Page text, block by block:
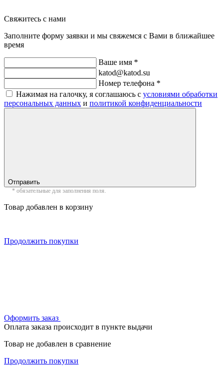
Свяжитесь с нами
Заполните форму заявки и мы свяжемся с Вами в ближайшее
время
Ваше имя *
katod@katod.su
Номер телефона *
Нажимая на галочку, я соглашаюсь с условиями обработки
персональных данных и политикой конфиденциальности
Отправить
* обязательные для заполнения поля.
Товар добавлен в корзину
Продолжить покупки
Оформить заказ
Оплата заказа происходит в пункте выдачи
Товар не добавлен в сравнение
Продолжить покупки